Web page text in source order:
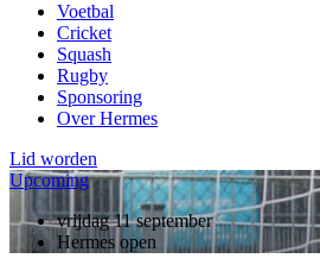
Voetbal
Cricket
Squash
Rugby
Sponsoring
Over Hermes
Lid worden
Upcoming
vrijdag 11 september
Hermes open